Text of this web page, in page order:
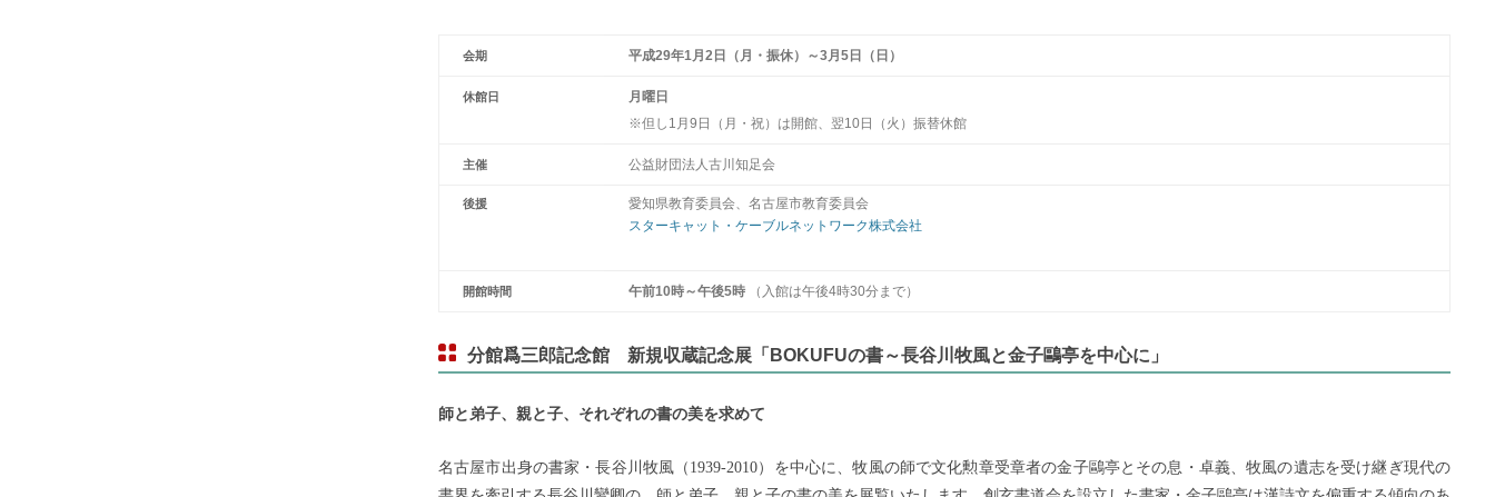
会期 平成29年1月2日（月・振休）～3月5日（日）
休館日
月曜日
※但し1月9日（月・祝）は開館、翌10日（火）振替休館
主催 公益財団法人古川知足会
後援
愛知県教育委員会、名古屋市教育委員会
スターキャット・ケーブルネットワーク株式会社
開館時間 午前10時～午後5時 （入館は午後4時30分まで）
分館爲三郎記念館 新規収蔵記念展「BOKUFUの書～長谷川牧風と金子鷗亭を中心に」
師と弟子、親と子、それぞれの書の美を求めて
名古屋市出身の書家・長谷川牧風（ 1939-2010）を中心に、牧風の師で文化勲章受章者の金子鷗亭とその息・卓義、牧風の遺志を受け継ぎ現代の